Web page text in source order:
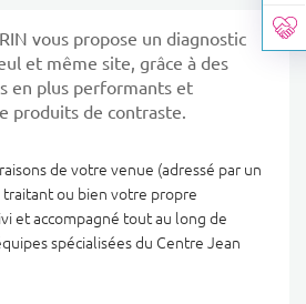
vous propose un diagnostic
et même site, grâce à des
en plus performants et
produits de contraste.
de votre venue (adressé par un
traitant ou bien votre propre
et accompagné tout au long de
spécialisées du Centre Jean